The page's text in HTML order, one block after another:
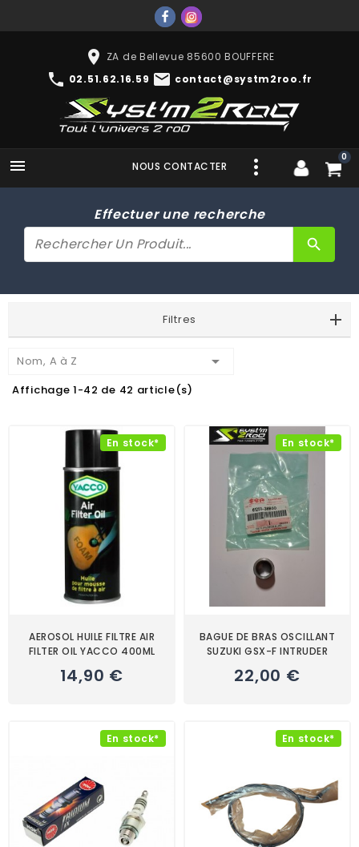
place ZA de Bellevue 85600 BOUFFERE
phone 02.51.62.16.59 mail contact@systm2roo.fr
 0
NOUS CONTACTER
Effectuer une recherche
search
Filtres
Nom, A à Z 
Affichage 1-42 de 42 article(s)
En stock*
AEROSOL HUILE FILTRE AIR
FILTER OIL YACCO 400ML
14,90 €
En stock*
BAGUE DE BRAS OSCILLANT
SUZUKI GSX-F INTRUDER
22,00 €
En stock* En stock*